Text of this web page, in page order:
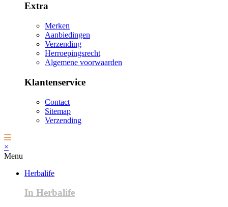
Extra
Merken
Aanbiedingen
Verzending
Herroepingsrecht
Algemene voorwaarden
Klantenservice
Contact
Sitemap
Verzending
×
Menu
Herbalife
In Herbalife